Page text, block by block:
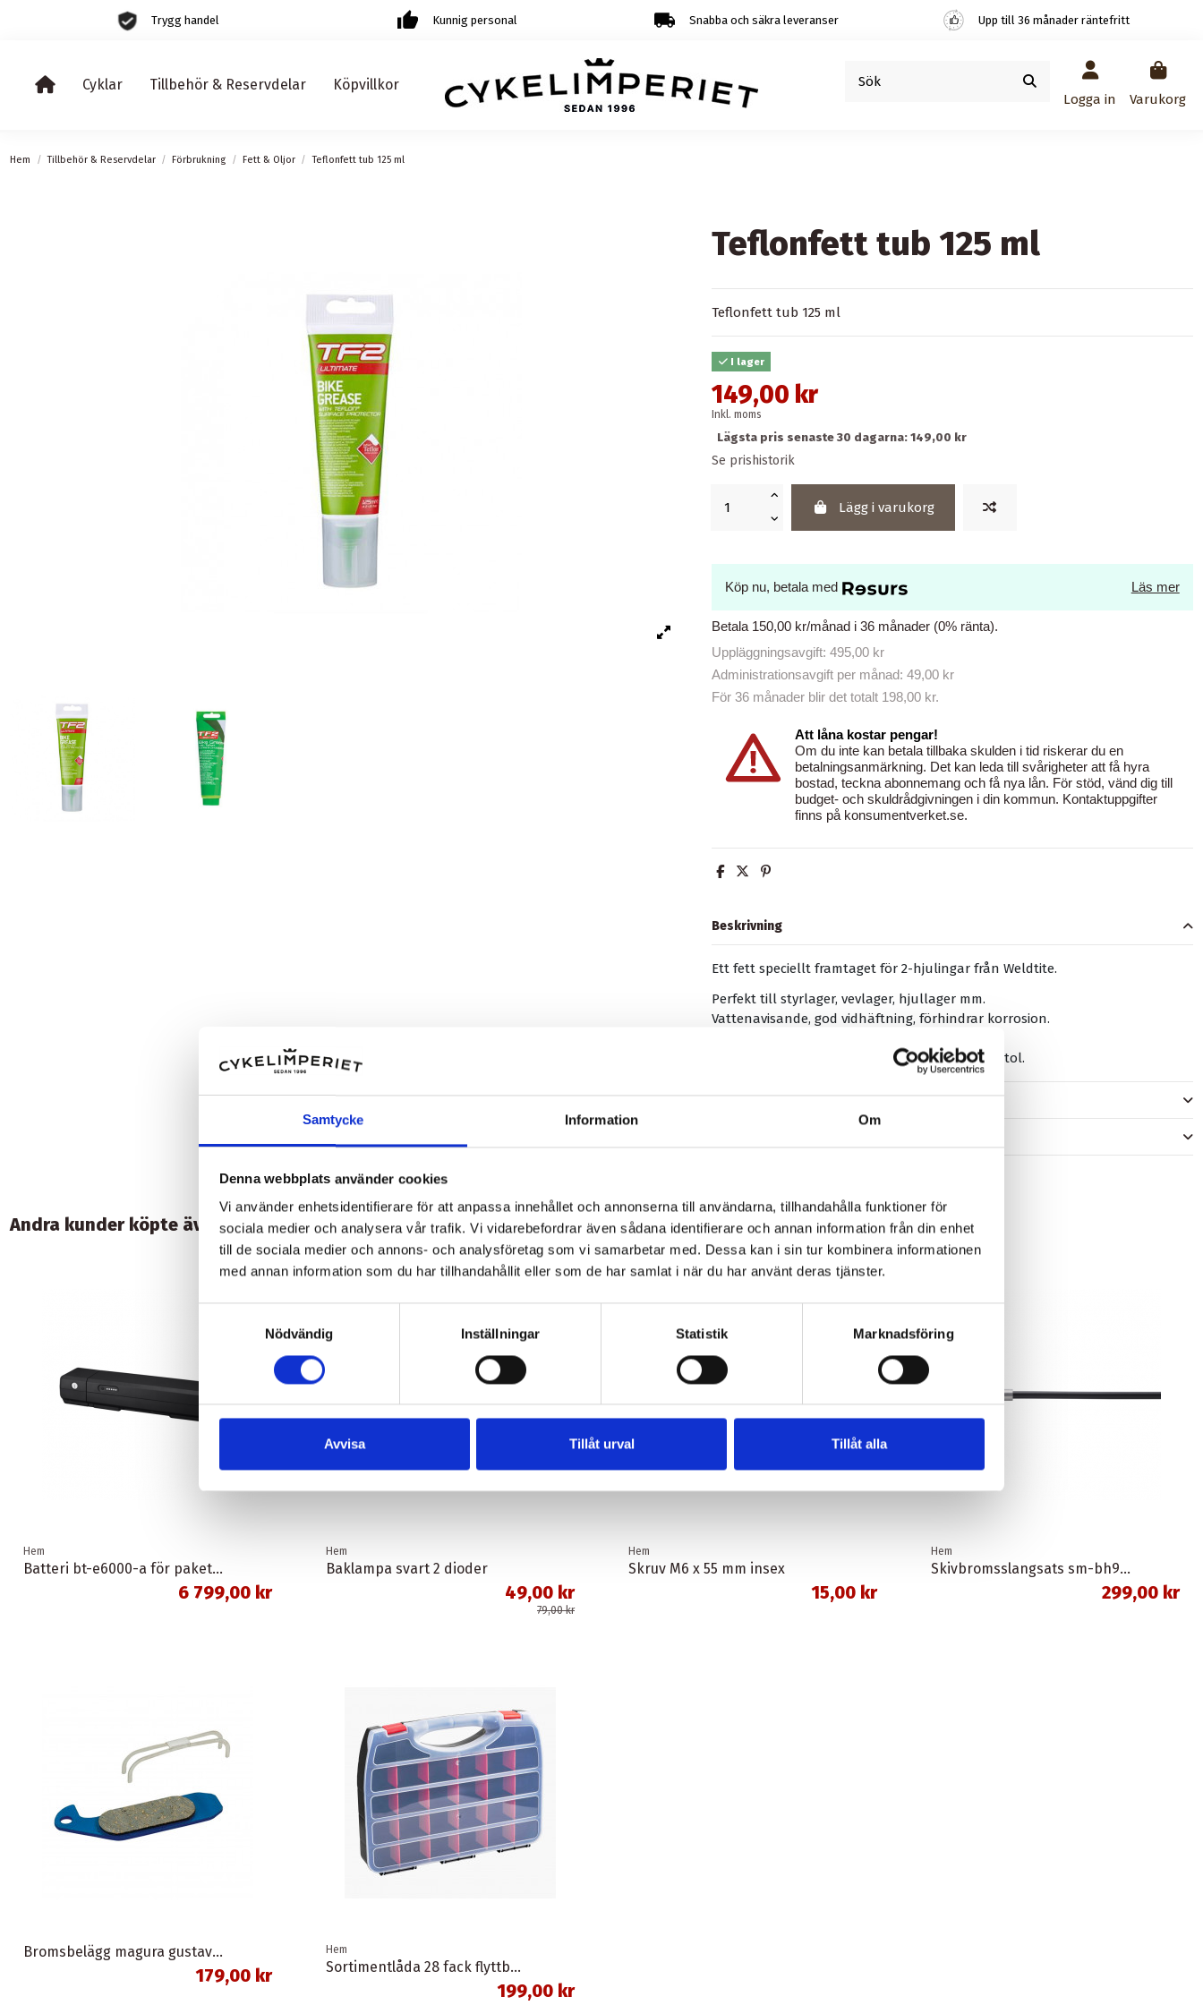
Samtycke Information Om
Denna webbplats använder cookies
Vi använder enhetsidentifierare för att anpassa innehållet och annonserna till användarna, tillhandahålla funktioner för
sociala medier och analysera vår trafik. Vi vidarebefordrar även sådana identifierare och annan information från din enhet
till de sociala medier och annons- och analysföretag som vi samarbetar med. Dessa kan i sin tur kombinera informationen
med annan information som du har tillhandahållit eller som de har samlat i när du har använt deras tjänster.
Nödvändig
Inställningar Statistik Marknadsföring
Avvisa Tillåt urval Tillåt alla
Trygg handel Kunnig personal Snabba och säkra leveranser Upp till 36 månader räntefritt
Cyklar Tillbehör & Reservdelar Köpvillkor
Logga in Varukorg
Hem Tillbehör & Reservdelar Förbrukning Fett & Oljor Teflonfett tub 125 ml
Teflonfett tub 125 ml
Teflonfett tub 125 ml
I lager
149,00 kr
Inkl. moms
Lägsta pris senaste 30 dagarna: 149,00 kr
Se prishistorik
Lägg i varukorg
Köp nu, betala med Läs mer
Betala 150,00 kr/månad i 36 månader (0% ränta).
Uppläggningsavgift: 495,00 kr
Administrationsavgift per månad: 49,00 kr
För 36 månader blir det totalt 198,00 kr.
Att låna kostar pengar!
Om du inte kan betala tillbaka skulden i tid riskerar du en
betalningsanmärkning. Det kan leda till svårigheter att få hyra
bostad, teckna abonnemang och få nya lån. För stöd, vänd dig till
budget- och skuldrådgivningen i din kommun. Kontaktuppgifter
finns på konsumentverket.se.
Beskrivning
Ett fett speciellt framtaget för 2-hjulingar från Weldtite.
Perfekt till styrlager, vevlager, hjullager mm.
Vattenavisande, god vidhäftning, förhindrar korrosion.
Tuben är även kompatibel med Weldtite fettpistol.
Produktdetaljer
Andra kunder köpte även:
Hem
Batteri bt-e6000-a för pakethållare svart 11,6 ah 418 wh shimano
6 799,00 kr
-30,00 kr
Hem
Baklampa svart 2 dioder
49,00 kr
79,00 kr
Hem
Skruv M6 x 55 mm insex
15,00 kr
Hem
Skivbromsslangsats sm-bh90-sbs 1,0 meter banjo svart shimano
299,00 kr
Bromsbelägg magura gustav m organisk union
179,00 kr
Hem
Sortimentlåda 28 fack flyttbara mellanväggar
199,00 kr